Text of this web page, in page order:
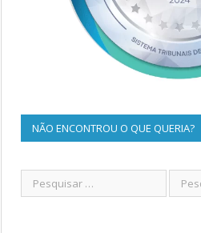
NÃO ENCONTROU O QUE QUERIA?